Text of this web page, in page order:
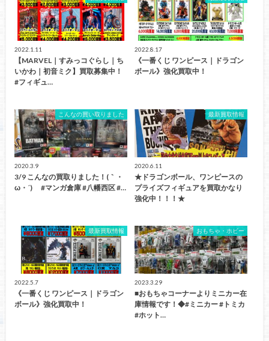
2022.1.11
【MARVEL｜すみっコぐらし｜ち
いかわ｜初音ミク】買取募集中！
#フィギュ…
2022.8.17
《一番くじ ワンピース｜ドラゴン
ボール》強化買取中！
こんなの買い取りました
2020.3.9
3/9 こんなの買取りました！(｀・
ω・´)ゞ #マンガ倉庫 #八幡西区 #…
最新買取情報
2020.6.11
★ドラゴンボール、ワンピースの
プライズフィギュアを買取かなり
強化中！！！★
最新買取情報
2022.5.7
《一番くじ ワンピース｜ドラゴン
ボール》強化買取中！
おもちゃ・ホビー
2023.3.29
■おもちゃコーナーよりミニカー在
庫情報です！◆#ミニカー #トミカ
#ホット…